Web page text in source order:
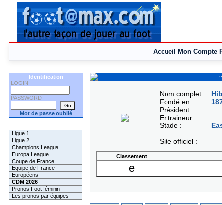
Accueil Mon Compte
Identification
LOGIN
PASSWORD
Mot de passe oublié
Ligue 1
Ligue 2
Champions League
Europa League
Coupe de France
Equipe de France
Européens
CDM 2026
Pronos Foot féminin
Les pronos par équipes
Nom complet :
Fondé en :
Président :
Entraineur :
Stade :
Site officiel :
Classement
e